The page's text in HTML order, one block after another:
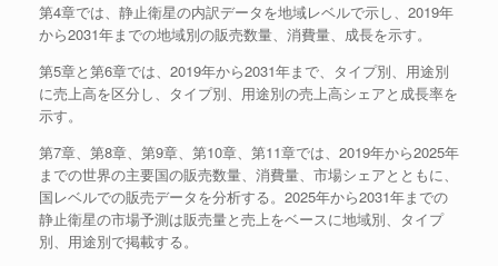
第4章では、静止衛星の内訳データを地域レベルで示し、2019年
から2031年までの地域別の販売数量、消費量、成長を示す。
第5章と第6章では、2019年から2031年まで、タイプ別、用途別
に売上高を区分し、タイプ別、用途別の売上高シェアと成長率を
示す。
第7章、第8章、第9章、第10章、第11章では、2019年から2025年
までの世界の主要国の販売数量、消費量、市場シェアとともに、
国レベルでの販売データを分析する。2025年から2031年までの
静止衛星の市場予測は販売量と売上をベースに地域別、タイプ
別、用途別で掲載する。